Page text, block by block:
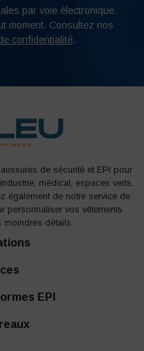
par voie électronique.
moment. Consultez nos
confidentialité.
de sécurité et EPI pour
médical, espaces verts,
également de notre service de
personnaliser vos vêtements
détails.
EPI